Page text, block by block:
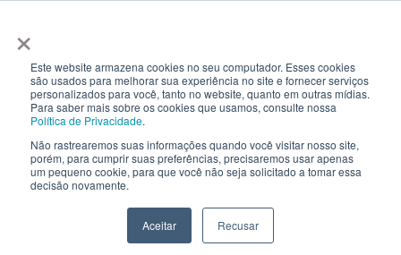
×
Este website armazena cookies no seu computador. Esses cookies
são usados ​​para melhorar sua experiência no site e fornecer serviços
personalizados para você, tanto no website, quanto em outras mídias.
Para saber mais sobre os cookies que usamos, consulte nossa
Política de Privacidade.
Não rastrearemos suas informações quando você visitar nosso site,
porém, para cumprir suas preferências, precisaremos usar apenas
um pequeno cookie, para que você não seja solicitado a tomar essa
decisão novamente.
Aceitar Recusar